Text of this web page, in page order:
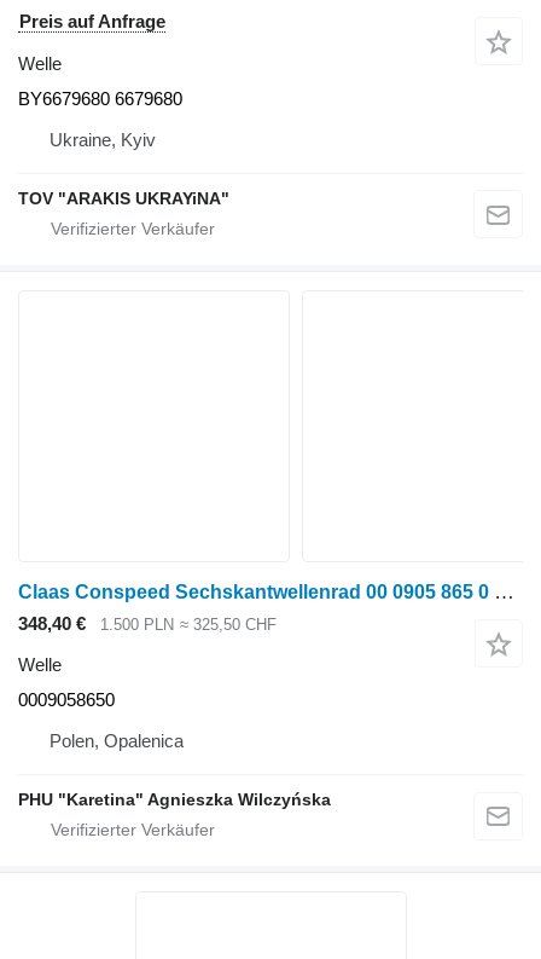
Preis auf Anfrage
Welle
BY6679680 6679680
Ukraine, Kyiv
TOV "ARAKIS UKRAYiNA"
Claas Conspeed Sechskantwellenrad 00 0905 865 0 0009058650 für Claas Conspeed Maisschneidwerk
348,40 € 1.500 PLN ≈ 325,50 CHF
Welle
0009058650
Polen, Opalenica
PHU "Karetina" Agnieszka Wilczyńska